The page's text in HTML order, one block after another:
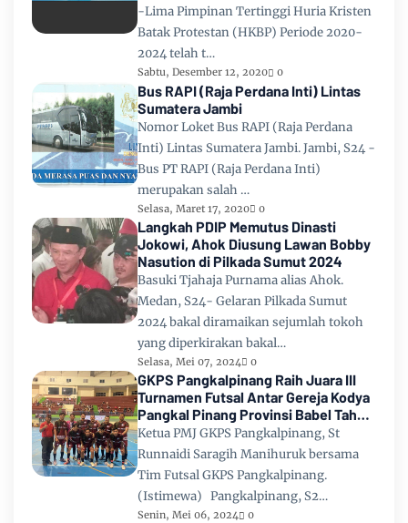
-Lima Pimpinan Tertinggi Huria Kristen
Batak Protestan (HKBP) Periode 2020-
2024 telah t…
Sabtu, Desember 12, 2020 0
Bus RAPI (Raja Perdana Inti) Lintas
Sumatera Jambi
Nomor Loket Bus RAPI (Raja Perdana
Inti) Lintas Sumatera Jambi. Jambi, S24 -
Bus PT RAPI (Raja Perdana Inti)
merupakan salah …
Selasa, Maret 17, 2020 0
Langkah PDIP Memutus Dinasti
Jokowi, Ahok Diusung Lawan Bobby
Nasution di Pilkada Sumut 2024
Basuki Tjahaja Purnama alias Ahok.
Medan, S24- Gelaran Pilkada Sumut
2024 bakal diramaikan sejumlah tokoh
yang diperkirakan bakal…
Selasa, Mei 07, 2024 0
GKPS Pangkalpinang Raih Juara III
Turnamen Futsal Antar Gereja Kodya
Pangkal Pinang Provinsi Babel Tahun
2024
Ketua PMJ GKPS Pangkalpinang, St
Runnaidi Saragih Manihuruk bersama
Tim Futsal GKPS Pangkalpinang.
(Istimewa) Pangkalpinang, S2…
Senin, Mei 06, 2024 0